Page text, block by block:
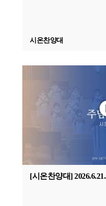
시온찬양대
[시온찬양대] 2026.6.21.